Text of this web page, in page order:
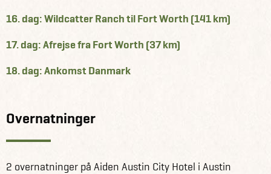
16. dag: Wildcatter Ranch til Fort Worth (141 km)
17. dag: Afrejse fra Fort Worth (37 km)
18. dag: Ankomst Danmark
Overnatninger
2 overnatninger på Aiden Austin City Hotel i Austin